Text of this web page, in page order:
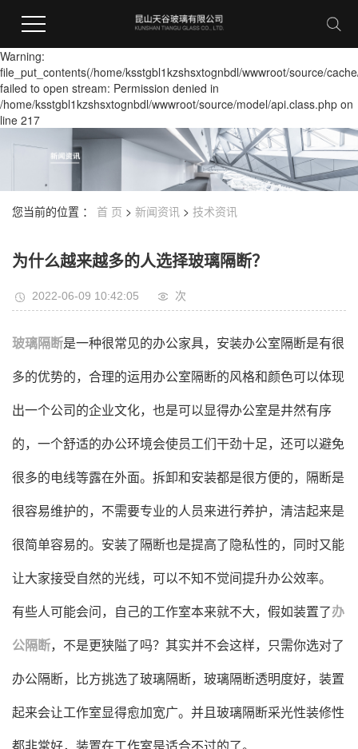
Warning:
file_put_contents(/home/ksstgbl1kzshsxtognbdl/wwwroot/source/
failed to open stream: Permission denied in
/home/ksstgbl1kzshsxtognbdl/wwwroot/source/model/api.class.php on
line 217
您当前的位置 ： 首 页 > 新闻资讯 > 技术资讯
为什么越来越多的人选择玻璃隔断？
2022-06-09 10:42:05 次
玻璃隔断是一种很常见的办公家具，安装办公室隔断是有很
多的优势的，合理的运用办公室隔断的风格和颜色可以体现
出一个公司的企业文化，也是可以显得办公室是井然有序
的，一个舒适的办公环境会使员工们干劲十足，还可以避免
很多的电线等露在外面。拆卸和安装都是很方便的，隔断是
很容易维护的，不需要专业的人员来进行养护，清洁起来是
很简单容易的。安装了隔断也是提高了隐私性的，同时又能
让大家接受自然的光线，可以不知不觉间提升办公效率。
有些人可能会问，自己的工作室本来就不大，假如装置了办
公隔断，不是更狭隘了吗？其实并不会这样，只需你选对了
办公隔断，比方挑选了玻璃隔断，玻璃隔断透明度好，装置
起来会让工作室显得愈加宽广。并且玻璃隔断采光性装修性